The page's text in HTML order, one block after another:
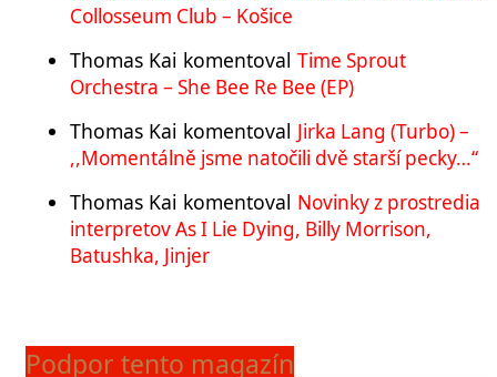
Collosseum Club – Košice
Thomas Kai komentoval Time Sprout
Orchestra – She Bee Re Bee (EP)
Thomas Kai komentoval Jirka Lang (Turbo) –
,,Momentálně jsme natočili dvě starší pecky…“
Thomas Kai komentoval Novinky z prostredia
interpretov As I Lie Dying, Billy Morrison,
Batushka, Jinjer
Podpor tento magazín